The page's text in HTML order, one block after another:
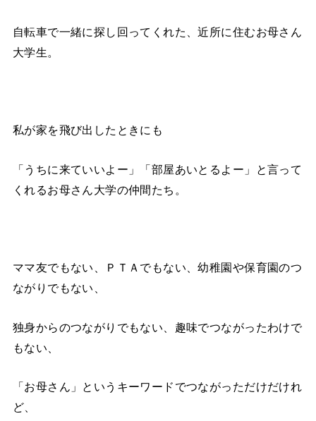
自転車で一緒に探し回ってくれた、近所に住むお母さん
大学生。
私が家を飛び出したときにも
「うちに来ていいよー」「部屋あいとるよー」と言って
くれるお母さん大学の仲間たち。
ママ友でもない、ＰＴＡでもない、幼稚園や保育園のつ
ながりでもない、
独身からのつながりでもない、趣味でつながったわけで
もない、
「お母さん」というキーワードでつながっただけだけれ
ど、